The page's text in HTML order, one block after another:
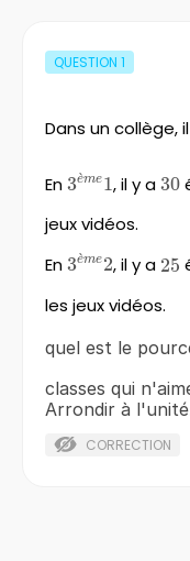
QUESTION 1
Dans un collège,
En3^{ème}1
3e
ˋme1, il y a30
30
jeux vidéos.
En3^{ème}2
3e
ˋme2, il y a 25
25
les jeux vidéos.
quel est le
classes qui
Arrondir à
CORRECTION